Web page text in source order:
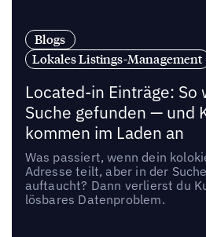
Blogs
Lokales Listings-Management
Located-in Einträge: So
Suche gefunden — und
kommen im Laden an
Was passiert, wenn dein
Adresse teilt, aber in der
auftaucht? Dann verlierst du
lösbares Datenproblem.